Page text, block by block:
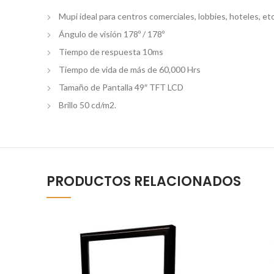
Mupi ideal para centros comerciales, lobbies, hoteles,
Ángulo de visión 178º / 178º
Tiempo de respuesta 10ms
Tiempo de vida de más de 60,000 Hrs
Tamaño de Pantalla 49″ TFT LCD
Brillo 50 cd/m2.
PRODUCTOS RELACIONADOS